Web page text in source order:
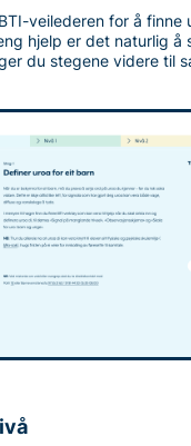
veilederen for å finne
hjelp er det naturlig å
du stegene videre til